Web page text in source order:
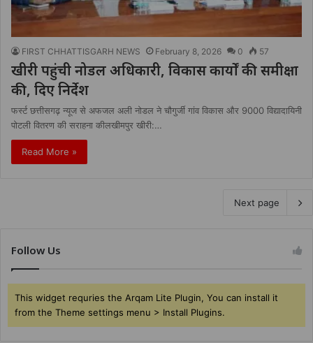
FIRST CHHATTISGARH NEWS February 8, 2026 0 57
खीरी पहुंची नोडल अधिकारी, विकास कार्यों की समीक्षा
की, दिए निर्देश
फर्स्ट छत्तीसगढ़ न्यूज से अफजल अली नोडल ने चौगुर्जी गांव विकास और 9000 विद्यादायिनी
पोटली वितरण की सराहना कीलखीमपुर खीरी:…
Read More »
Next page
Follow Us
This widget requries the Arqam Lite Plugin, You can install it
from the Theme settings menu > Install Plugins.